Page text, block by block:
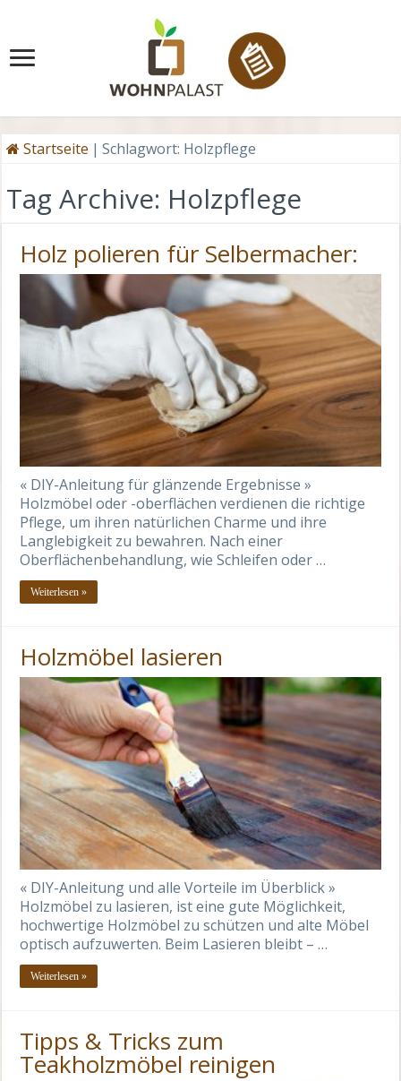
Startseite | Schlagwort: Holzpflege
Tag Archive: Holzpflege
Holz polieren für Selbermacher:
« DIY-Anleitung für glänzende Ergebnisse »
Holzmöbel oder -oberflächen verdienen die richtige
Pflege, um ihren natürlichen Charme und ihre
Langlebigkeit zu bewahren. Nach einer
Oberflächenbehandlung, wie Schleifen oder …
Weiterlesen »
Holzmöbel lasieren
« DIY-Anleitung und alle Vorteile im Überblick »
Holzmöbel zu lasieren, ist eine gute Möglichkeit,
hochwertige Holzmöbel zu schützen und alte Möbel
optisch aufzuwerten. Beim Lasieren bleibt – …
Weiterlesen »
Tipps & Tricks zum
Teakholzmöbel reinigen